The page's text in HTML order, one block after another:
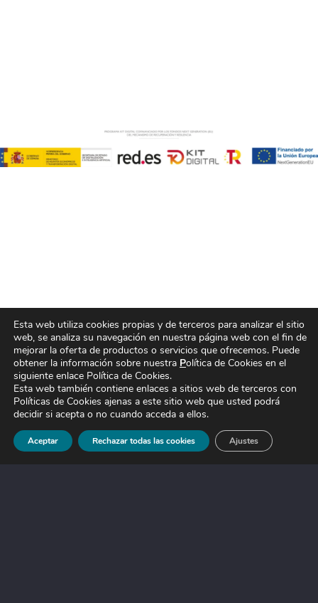
© FF Ventures, 2023.
Aviso legal
Política de cookies
Política de privacidad
Declaración de accesibilidad
Esta web utiliza cookies propias y de terceros para analizar el sitio
web, se analiza su navegación en nuestra página web con el fin de
mejorar la oferta de productos o servicios que ofrecemos. Puede
obtener la información sobre nuestra Política de Cookies en el
siguiente enlace Política de Cookies.
Esta web también contiene enlaces a sitios web de terceros con
Políticas de Cookies ajenas a este sitio web que usted podrá
decidir si acepta o no cuando acceda a ellos.
Aceptar Rechazar todas las cookies Ajustes